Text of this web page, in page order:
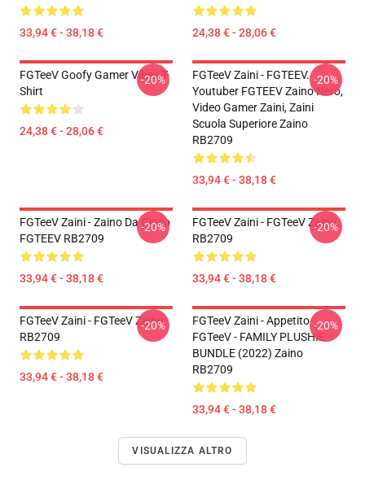
33,94 € - 38,18 € 24,38 € - 28,06 €
FGTeeV Goofy Gamer Vibes T-
Shirt
24,38 € - 28,06 €
-20%
FGTeeV Zaini - FGTEEV.
Youtuber FGTEEV Zaino Nero,
Video Gamer Zaini, Zaini
Scuola Superiore Zaino
RB2709
33,94 € - 38,18 €
-20%
FGTeeV Zaini - Zaino Da Gioco
FGTEEV RB2709
33,94 € - 38,18 €
-20%
FGTeeV Zaini - FGTeeV Zaino
RB2709
33,94 € - 38,18 €
-20%
FGTeeV Zaini - FGTeeV Zaino
RB2709
33,94 € - 38,18 €
-20%
FGTeeV Zaini - Appetito
FGTeeV - FAMILY PLUSHIE
BUNDLE (2022) Zaino
RB2709
33,94 € - 38,18 €
-20%
VISUALIZZA ALTRO